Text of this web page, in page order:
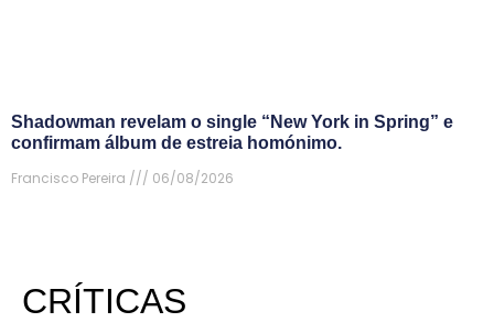
Shadowman revelam o single “New York in Spring” e
confirmam álbum de estreia homónimo.
Francisco Pereira
06/08/2026
CRÍTICAS